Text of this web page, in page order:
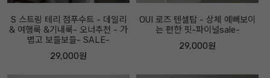
S 스트링 테리 점푸수트 - 데일리
& 여행룩 &기내룩- 오너추천 - 가
볍고 보들보들- SALE-
29,000원
OUI 로즈 텐셀탑 - 상체 예뻐보이
는 편한 핏-파이널sale-
29,000원